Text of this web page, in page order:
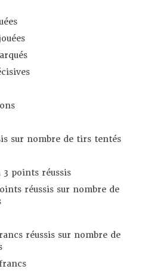
sur nombre de tirs tentés
3 points réussis
réussis sur nombre de
réussis sur nombre de